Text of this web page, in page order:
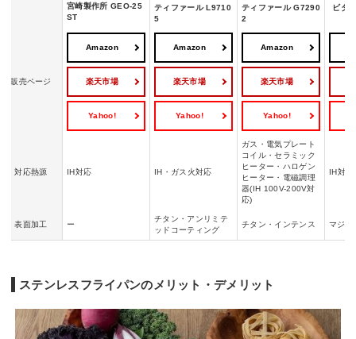
宮崎製作所 GEO-25
ST
ティファール L9710
5
ティファール G7290
2
ビタ
販売ページ
Amazon
楽天市場
Yahoo!
Amazon
楽天市場
Yahoo!
Amazon
楽天市場
Yahoo!
対応熱源 IH対応 IH・ガス火対応
ガス・電気プレート
コイル・セラミック
ヒーター・ハロゲン
ヒーター・電磁調理
器(IH 100V-200V対
応)
IH対応
表面加工 ー
チタン・アンリミテ
ッドコーティング
チタン・インテンス マジッ
ステンレスフライパンのメリット・デメリット